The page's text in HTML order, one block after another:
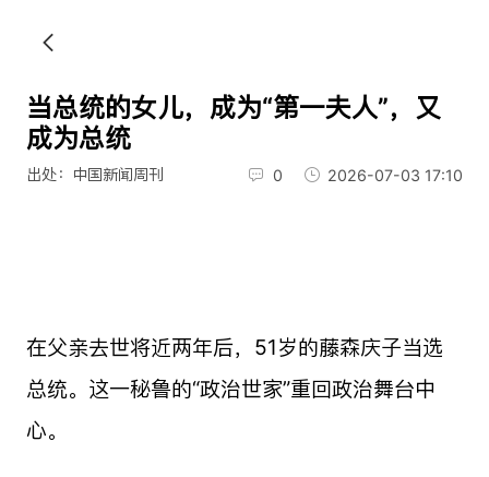
当总统的女儿，成为“第一夫人”，又
成为总统
出处：中国新闻周刊 0 2026-07-03 17:10
在父亲去世将近两年后，51岁的藤森庆子当选
总统。这一秘鲁的“政治世家”重回政治舞台中
心。